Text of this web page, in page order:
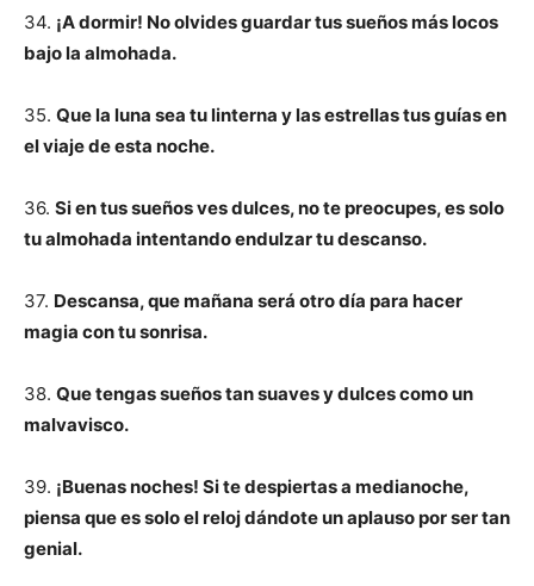
34. ¡A dormir! No olvides guardar tus sueños más locos
bajo la almohada.
35. Que la luna sea tu linterna y las estrellas tus guías en
el viaje de esta noche.
36. Si en tus sueños ves dulces, no te preocupes, es solo
tu almohada intentando endulzar tu descanso.
37. Descansa, que mañana será otro día para hacer
magia con tu sonrisa.
38. Que tengas sueños tan suaves y dulces como un
malvavisco.
39. ¡Buenas noches! Si te despiertas a medianoche,
piensa que es solo el reloj dándote un aplauso por ser tan
genial.